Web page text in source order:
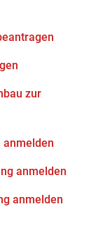
zur
anmelden
anmelden
anmelden